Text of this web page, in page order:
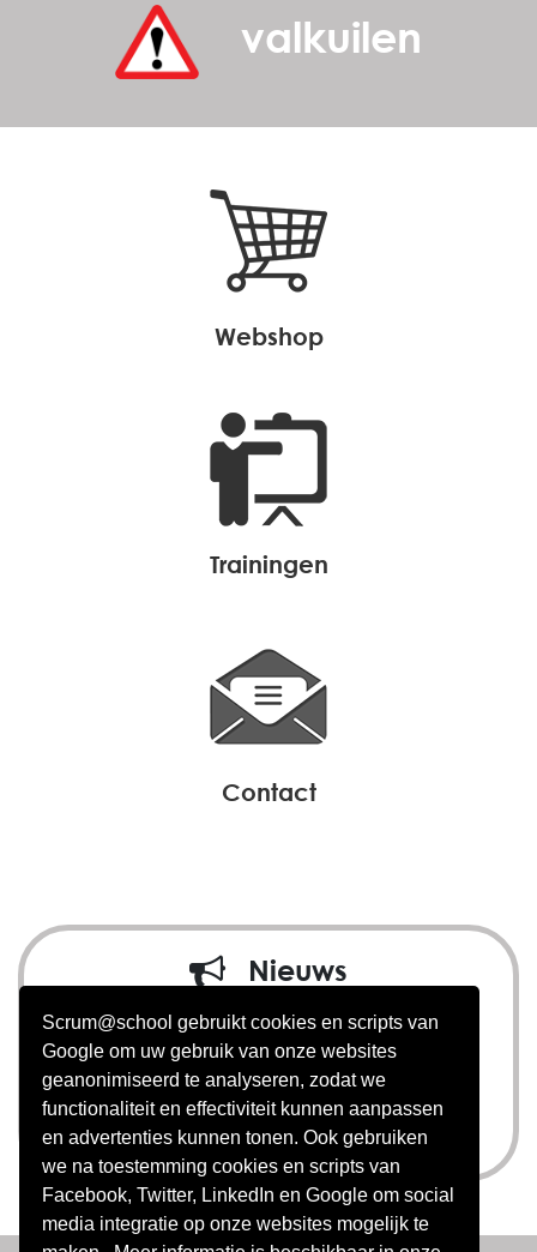
Scrum@school gebruikt cookies en scripts van
Google om uw gebruik van onze websites
geanonimiseerd te analyseren, zodat we
functionaliteit en effectiviteit kunnen aanpassen
en advertenties kunnen tonen. Ook gebruiken
we na toestemming cookies en scripts van
Facebook, Twitter, LinkedIn en Google om social
media integratie op onze websites mogelijk te
valkuilen
webshop
trainingen
contact
Nieuws
Scrum@school in nieuwe
goede handen
meer nieuws >